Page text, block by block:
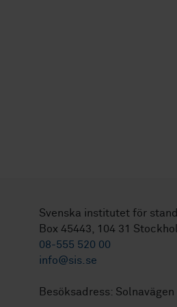
Svenska institutet för
Box 45443, 104 31
08-555 520 00
info@sis.se
Besöksadress: